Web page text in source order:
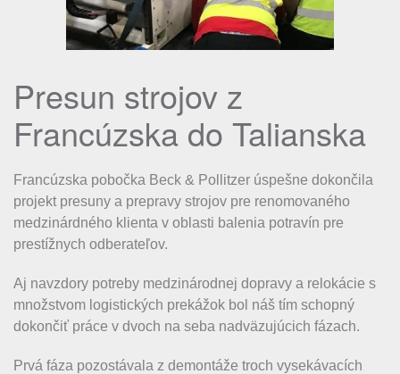
Presun strojov z
Francúzska do Talianska
Francúzska pobočka Beck & Pollitzer úspešne dokončila
projekt presuny a prepravy strojov pre renomovaného
medzinárdného klienta v oblasti balenia potravín pre
prestížnych odberateľov.
Aj navzdory potreby medzinárodnej dopravy a relokácie s
množstvom logistických prekážok bol náš tím schopný
dokončiť práce v dvoch na seba nadväzujúcich fázach.
Prvá fáza pozostávala z demontáže troch vysekávacích